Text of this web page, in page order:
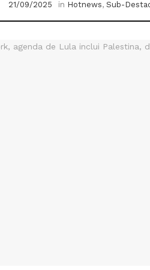
21/09/2025 in Hotnews, Sub-